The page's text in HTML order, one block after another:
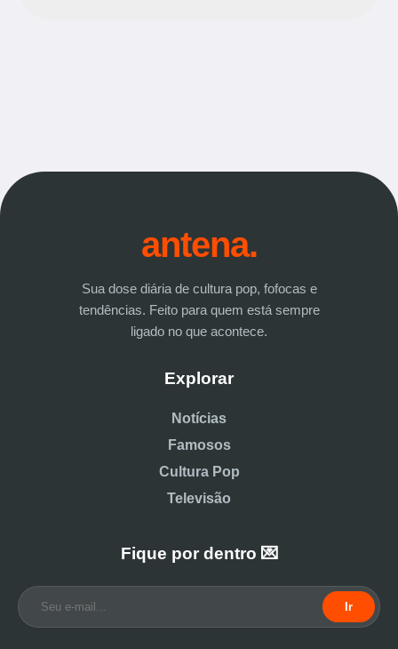
antena.
Sua dose diária de cultura pop, fofocas e
tendências. Feito para quem está sempre
ligado no que acontece.
Explorar
Notícias
Famosos
Cultura Pop
Televisão
Fique por dentro 💌
Ir